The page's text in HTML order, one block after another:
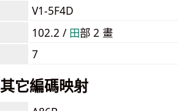
V1-5F4D
102.2 / ⽥部 2 畫
7
它編碼映射